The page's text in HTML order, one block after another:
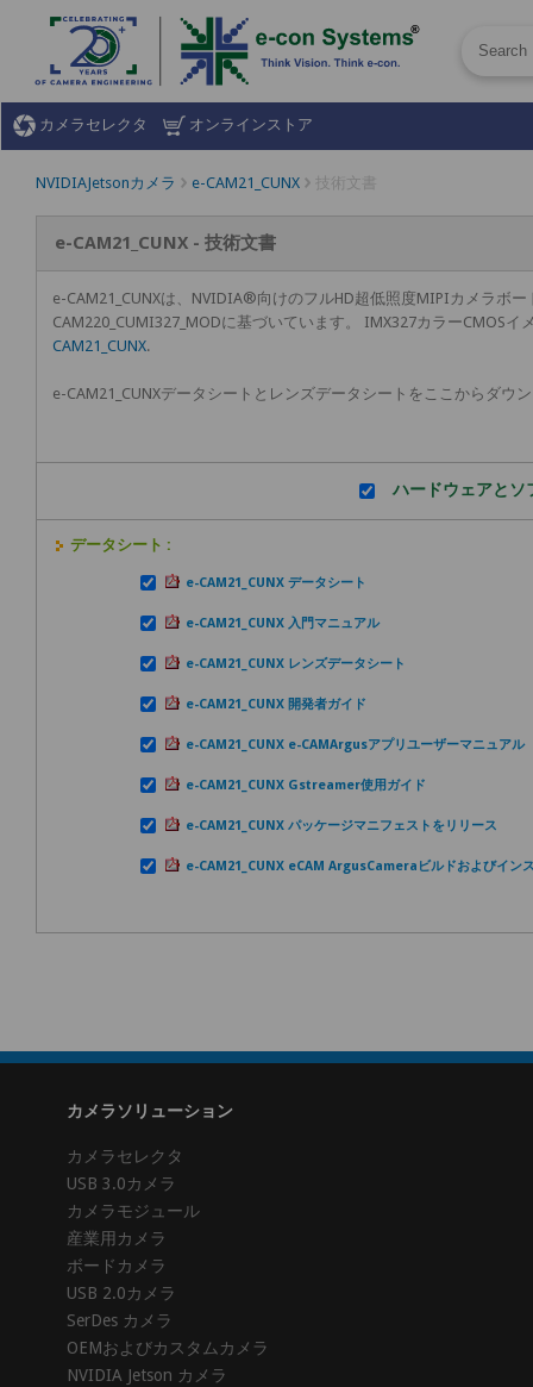
カメラセレクタ オンラインストア
NVIDIAJetsonカメラ e-CAM21_CUNX 技術文書
e-CAM21_CUNX - 技術文書
e-CAM21_CUNXは、NVIDIA®向けのフルHD超低照度MIPIカメラボ
CAM220_CUMI327_MODに基づいています。 IMX327カラーCMOS
CAM21_CUNX.
e-CAM21_CUNXデータシートとレンズデータシートをここからダウ
ハードウェアとソ
データシート :
e-CAM21_CUNX データシート
e-CAM21_CUNX 入門マニュアル
e-CAM21_CUNX レンズデータシート
e-CAM21_CUNX 開発者ガイド
e-CAM21_CUNX e-CAMArgusアプリユーザーマニュアル
e-CAM21_CUNX Gstreamer使用ガイド
e-CAM21_CUNX パッケージマニフェストをリリース
e-CAM21_CUNX eCAM ArgusCameraビルドおよびイン
カメラソリューション
カメラセレクタ
USB 3.0カメラ
カメラモジュール
産業用カメラ
ボードカメラ
USB 2.0カメラ
SerDes カメラ
OEMおよびカスタムカメラ
NVIDIA Jetson カメラ